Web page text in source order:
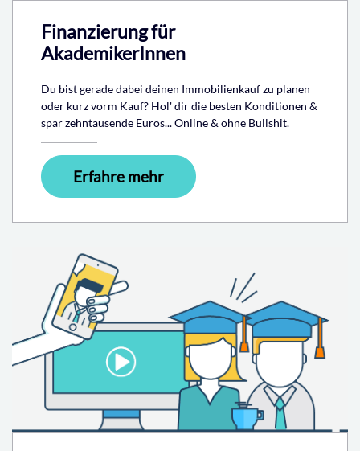
Finanzierung für
AkademikerInnen
Du bist gerade dabei deinen Immobilienkauf zu planen
oder kurz vorm Kauf? Hol' dir die besten Konditionen &
spar zehntausende Euros... Online & ohne Bullshit.
Erfahre mehr